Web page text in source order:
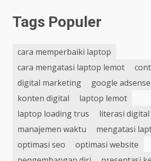
Tags Populer
cara memperbaiki laptop
cara mengatasi laptop lemot
digital marketing
google adsense
konten digital
laptop lemot
laptop loading trus
literasi digital
manajemen waktu
mengatasi
optimasi seo
optimasi website